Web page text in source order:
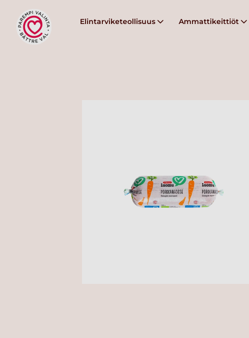
Elintarviketeollisuus Ammattikeittiöt